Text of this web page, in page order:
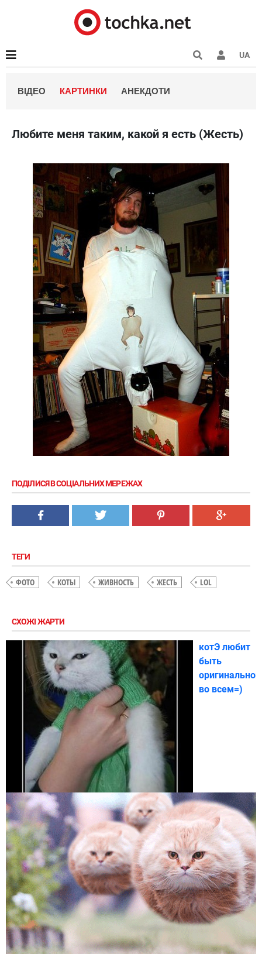
UA
ВІДЕО КАРТИНКИ АНЕКДОТИ
Любите меня таким, какой я есть (Жесть)
ПОДІЛИСЯ В СОЦІАЛЬНИХ МЕРЕЖАХ
ТЕГИ
ФОТО КОТЫ ЖИВНОСТЬ ЖЕСТЬ LOL
СХОЖІ ЖАРТИ
котЭ любит
быть
оригинальной
во всем=)